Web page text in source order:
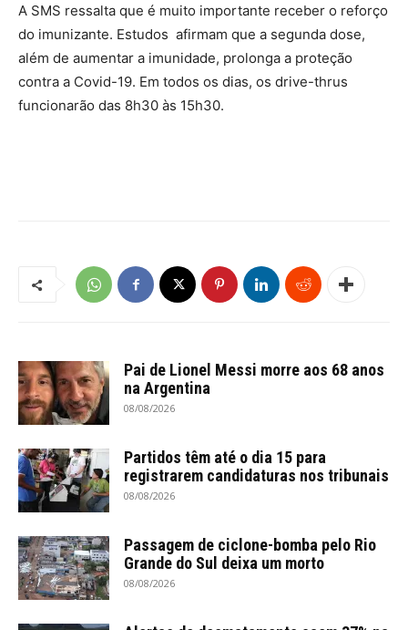
A SMS ressalta que é muito importante receber o reforço
do imunizante. Estudos afirmam que a segunda dose,
além de aumentar a imunidade, prolonga a proteção
contra a Covid-19. Em todos os dias, os drive-thrus
funcionarão das 8h30 às 15h30.
Pai de Lionel Messi morre aos 68 anos
na Argentina
08/08/2026
Partidos têm até o dia 15 para
registrarem candidaturas nos tribunais
08/08/2026
Passagem de ciclone-bomba pelo Rio
Grande do Sul deixa um morto
08/08/2026